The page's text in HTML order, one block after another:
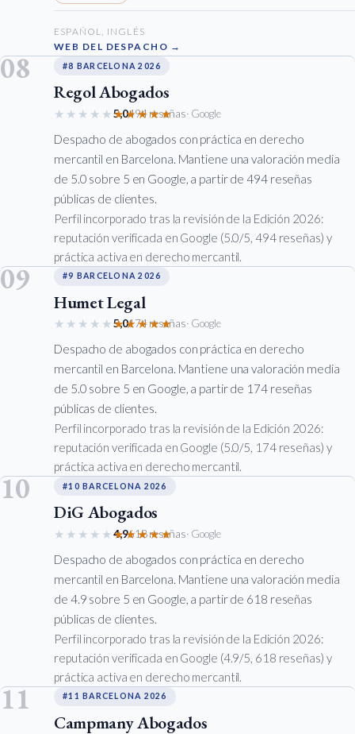
ESPAÑOL, INGLÉS
WEB DEL DESPACHO →
08 #8 BARCELONA 2026
Regol Abogados
★★★★★★★★★★
5,0494 reseñas· Google
Despacho de abogados con práctica en derecho
mercantil en Barcelona. Mantiene una valoración media
de 5.0 sobre 5 en Google, a partir de 494 reseñas
públicas de clientes.
Perfil incorporado tras la revisión de la Edición 2026:
reputación verificada en Google (5.0/5, 494 reseñas) y
práctica activa en derecho mercantil.
09 #9 BARCELONA 2026
Humet Legal
★★★★★★★★★★
5,0174 reseñas· Google
Despacho de abogados con práctica en derecho
mercantil en Barcelona. Mantiene una valoración media
de 5.0 sobre 5 en Google, a partir de 174 reseñas
públicas de clientes.
Perfil incorporado tras la revisión de la Edición 2026:
reputación verificada en Google (5.0/5, 174 reseñas) y
práctica activa en derecho mercantil.
10 #10 BARCELONA 2026
DiG Abogados
★★★★★★★★★★
4,9618 reseñas· Google
Despacho de abogados con práctica en derecho
mercantil en Barcelona. Mantiene una valoración media
de 4.9 sobre 5 en Google, a partir de 618 reseñas
públicas de clientes.
Perfil incorporado tras la revisión de la Edición 2026:
reputación verificada en Google (4.9/5, 618 reseñas) y
práctica activa en derecho mercantil.
11 #11 BARCELONA 2026
Campmany Abogados